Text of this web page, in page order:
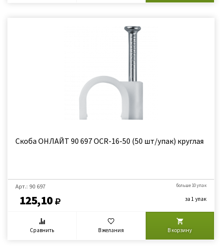
Скоба ОНЛАЙТ 90 697 OCR-16-50 (50 шт/упак) круглая
Арт.: 90 697
125,10
больше 10 упак
за 1 упак
Сравнить В желания В корзину